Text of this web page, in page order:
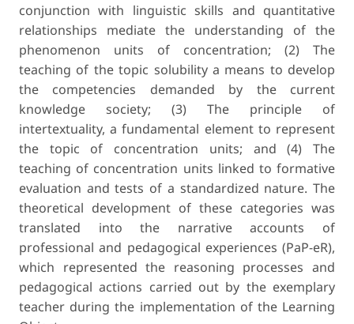
conjunction with linguistic skills and quantitative
relationships mediate the understanding of the
phenomenon units of concentration; (2) The
teaching of the topic solubility a means to develop
the competencies demanded by the current
knowledge society; (3) The principle of
intertextuality, a fundamental element to represent
the topic of concentration units; and (4) The
teaching of concentration units linked to formative
evaluation and tests of a standardized nature. The
theoretical development of these categories was
translated into the narrative accounts of
professional and pedagogical experiences (PaP-eR),
which represented the reasoning processes and
pedagogical actions carried out by the exemplary
teacher during the implementation of the Learning